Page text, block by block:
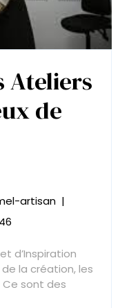
Ateliers
de
artisanExploration
:
Lieux
de
|
d’Inspiration
la création, les
sont des